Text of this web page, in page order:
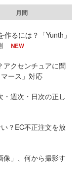
月間
るには？「Yunth」
NEW
アクセンチュアに聞
ース」対応
・週次・日次の正し
？EC不正注文を放
像」、何から撮影す